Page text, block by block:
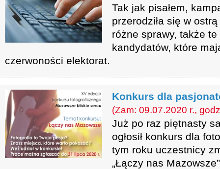
Tak jak pisałem,
przerodziła się w
różne sprawy, także
kandydatów, które
czerwoności elektorat.
Konkurs dla
(Zam: 09.07.2020 r.,
Już po raz piętnasty
ogłosił konkurs dla
tym roku uczestnicy
„Łączy nas